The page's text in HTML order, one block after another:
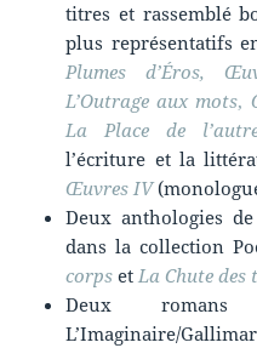
titres et rassemblé
plus représentatifs
Plumes d’Éros,
L’Outrage aux mots,
La Place de
l’écriture et la
Œuvres IV
Deux anthologies
dans la collection
corps et La Chute des
Deux
L’Imaginaire/